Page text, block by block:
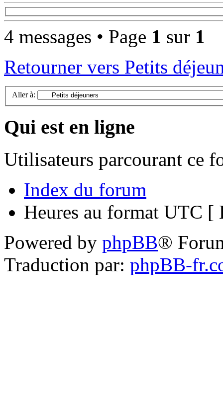
4 messages • Page 1 sur 1
Retourner vers Petits
Aller à:
Qui est en ligne
Utilisateurs parcourant ce
Index du forum
Heures au format UTC [
Powered by phpBB®
Traduction par: phpBB-